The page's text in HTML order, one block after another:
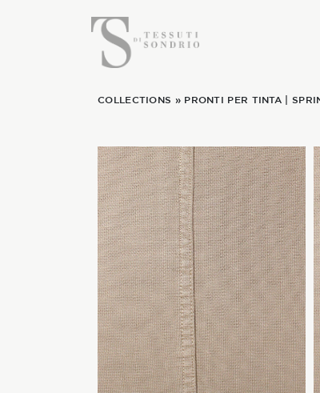
COLLECTIONS » PRONTI PER TINTA